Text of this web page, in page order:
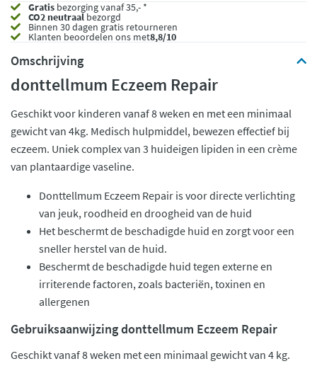
Gratis bezorging vanaf 35,- *
CO2 neutraalbezorgd
Binnen 30 dagen gratis retourneren
Klanten beoordelen ons met8,8/10
Omschrijving
donttellmum Eczeem Repair
Geschikt voor kinderen vanaf 8 weken en met een minimaal
gewicht van 4kg. Medisch hulpmiddel, bewezen effectief bij
eczeem. Uniek complex van 3 huideigen lipiden in een crème
van plantaardige vaseline.
Donttellmum Eczeem Repair is voor directe verlichting
van jeuk, roodheid en droogheid van de huid
Het beschermt de beschadigde huid en zorgt voor een
sneller herstel van de huid.
Beschermt de beschadigde huid tegen externe en
irriterende factoren, zoals bacteriën, toxinen en
allergenen
Gebruiksaanwijzing donttellmum Eczeem Repair
Geschikt vanaf 8 weken met een minimaal gewicht van 4 kg.